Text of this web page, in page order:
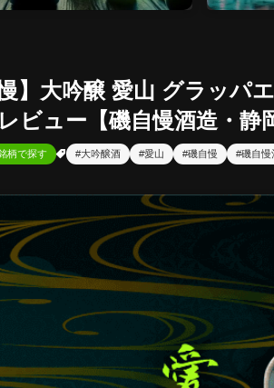
慢】大吟醸 愛山 グラッパ
ビュー【磯自慢酒造・静
柄で探す #大吟醸酒 #愛山 #磯自慢 #磯自慢